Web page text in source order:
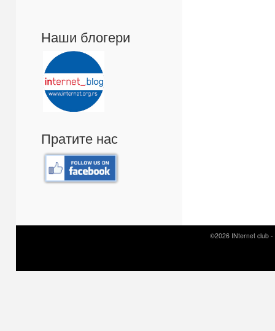
Наши блогери
Пратите нас
©2026 INternet club